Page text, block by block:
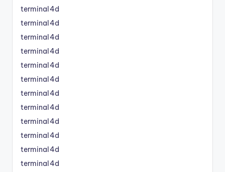
terminal4d
terminal4d
terminal4d
terminal4d
terminal4d
terminal4d
terminal4d
terminal4d
terminal4d
terminal4d
terminal4d
terminal4d